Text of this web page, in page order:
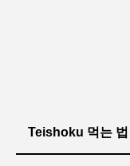
Teishoku 먹는 법